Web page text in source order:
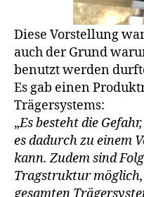
Diese Vorstellung
auch der Grund
benutzt werden
Es gab einen
Trägersystems:
„Es besteht die
es dadurch zu einem
kann. Zudem sind
Tragstruktur möglich,